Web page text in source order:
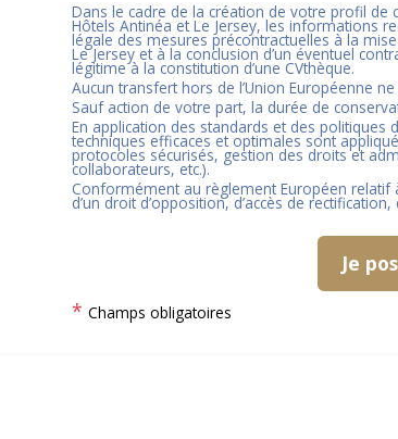
Dans le cadre de la création de votre profil de
Hôtels Antinéa et Le Jersey, les informations
légale des mesures précontractuelles à la
Le Jersey et à la conclusion d’un éventuel
légitime à la constitution d’une CVthèque.
Aucun transfert hors de l’Union Européenne
Sauf action de votre part, la durée de
En application des standards et des politiques
techniques efficaces et optimales sont
protocoles sécurisés, gestion des droits et
collaborateurs, etc.).
Conformément au règlement Européen
d’un droit d’opposition, d’accès de
Je
*Champs obligatoires